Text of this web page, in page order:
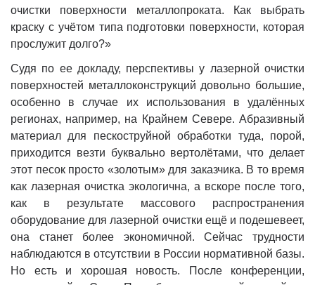
очистки поверхности металлопроката. Как выбрать
краску с учётом типа подготовки поверхности, которая
прослужит долго?»
Судя по ее докладу, перспективы у лазерной очистки
поверхностей металлоконструкций довольно большие,
особенно в случае их использования в удалённых
регионах, например, на Крайнем Севере. Абразивный
материал для пескоструйной обработки туда, порой,
приходится везти буквально вертолётами, что делает
этот песок просто «золотым» для заказчика. В то время
как лазерная очистка экологична, а вскоре после того,
как в результате массового распространения
оборудование для лазерной очистки ещё и подешевеет,
она станет более экономичной. Сейчас трудности
наблюдаются в отсутствии в России нормативной базы.
Но есть и хорошая новость. После конференции,